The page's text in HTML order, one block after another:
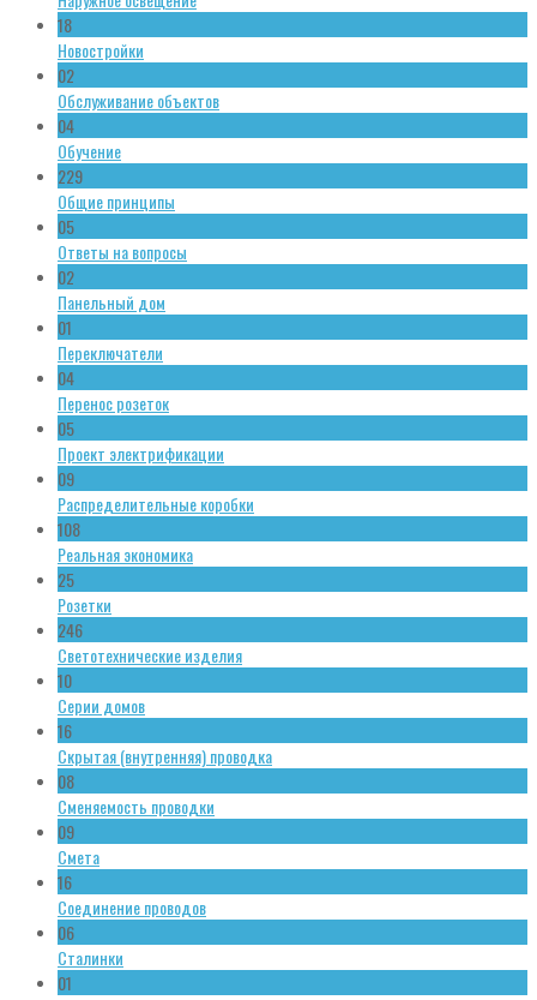
18
Новостройки
02
Обслуживание объектов
04
Обучение
229
Общие принципы
05
Ответы на вопросы
02
Панельный дом
01
Переключатели
04
Перенос розеток
05
Проект электрификации
09
Распределительные коробки
108
Реальная экономика
25
Розетки
246
Светотехнические изделия
10
Серии домов
16
Скрытая (внутренняя) проводка
08
Сменяемость проводки
09
Смета
16
Соединение проводов
06
Сталинки
01